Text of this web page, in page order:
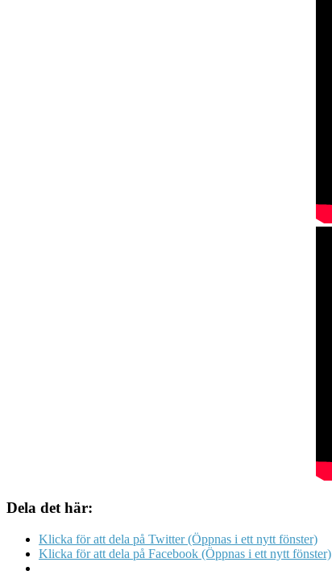
Dela det här:
Klicka för att dela på Twitter (Öppnas i ett nytt fönster)
Klicka för att dela på Facebook (Öppnas i ett nytt fönster)